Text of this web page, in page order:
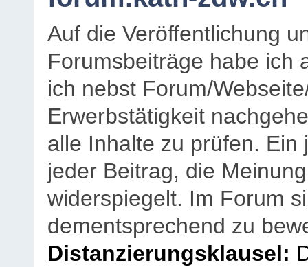
Auf die Veröffentlichung
Forumsbeiträge habe ich
ich nebst Forum/
Erwerbstätigkeit
alle Inhalte zu prüfen.
jeder Beitrag, die
widerspiegelt. Im Forum
dementsprechend zu
Distanzierungsklausel: